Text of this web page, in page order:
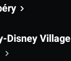
Disney Village